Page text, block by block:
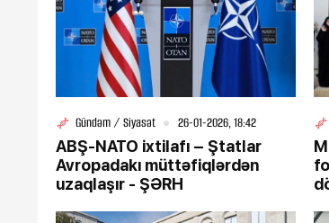
Gündəm / Siyasət 26-01-2026, 18:42
ABŞ-NATO ixtilafı – Ştatlar
Avropadakı müttəfiqlərdən
uzaqlaşır - ŞƏRH